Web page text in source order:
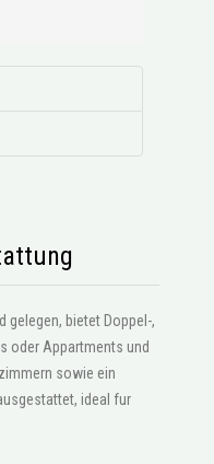
gelegen, bietet Doppel-,
oder Appartments und
sowie ein
ideal fur